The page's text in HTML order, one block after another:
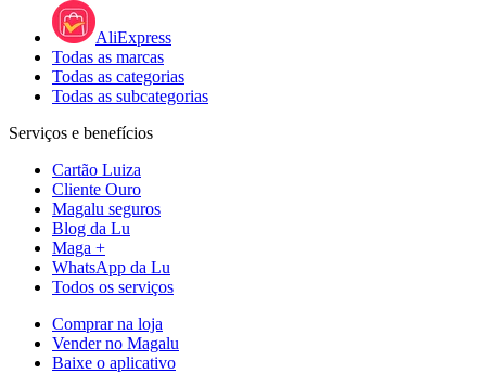
AliExpress
Todas as marcas
Todas as categorias
Todas as subcategorias
Serviços e benefícios
Cartão Luiza
Cliente Ouro
Magalu seguros
Blog da Lu
Maga +
WhatsApp da Lu
Todos os serviços
Comprar na loja
Vender no Magalu
Baixe o aplicativo